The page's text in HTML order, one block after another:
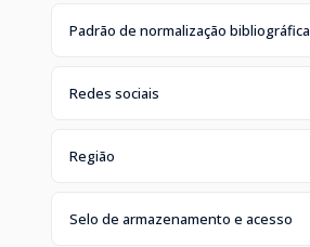
Padrão de normalização bibliográfica
Redes sociais
Região
Selo de armazenamento e acesso